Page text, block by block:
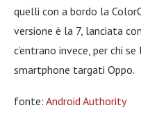
quelli con a bordo la
versione è la 7, lanciata
c’entrano invece, per chi
smartphone targati Oppo.
fonte: Android Authority